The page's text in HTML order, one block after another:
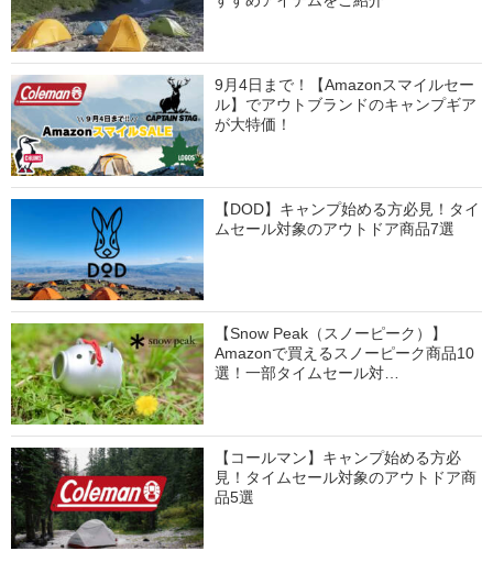
9月4日まで！【Amazonスマイルセー
ル】でアウトブランドのキャンプギア
が大特価！
【DOD】キャンプ始める方必見！タイ
ムセール対象のアウトドア商品7選
【Snow Peak（スノーピーク）】
Amazonで買えるスノーピーク商品10
選！一部タイムセール対…
【コールマン】キャンプ始める方必
見！タイムセール対象のアウトドア商
品5選